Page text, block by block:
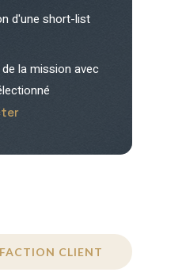
d'une short-list
la mission avec
CLIENT